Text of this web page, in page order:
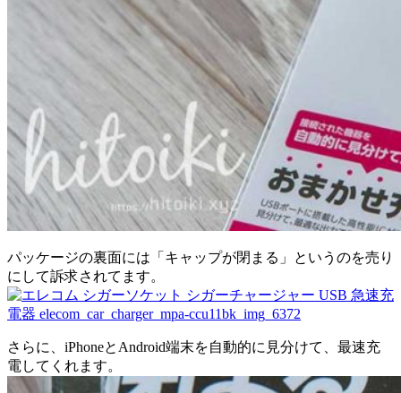
パッケージの裏面には「キャップが閉まる」というのを売り
にして訴求されてます。
さらに、iPhoneとAndroid端末を自動的に見分けて、最速充
電してくれます。